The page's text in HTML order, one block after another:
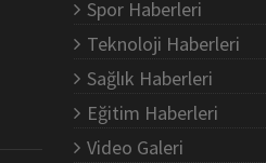
Spor Haberleri
Teknoloji Haberleri
Sağlık Haberleri
Eğitim Haberleri
Video Galeri